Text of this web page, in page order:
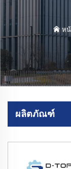
ห
ผลิตภัณฑ์